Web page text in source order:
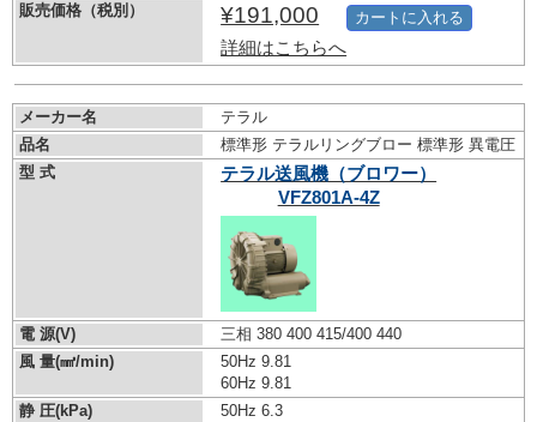
販売価格（税別）
¥191,000
詳細はこちらへ
カートに入れる
メーカー名
テラル
品名
標準形 テラルリングブロー 標準形 異電圧
型 式
テラル送風機（ブロワー）
VFZ801A-4Z
電 源(V)
三相 380 400 415/400 440
風 量(㎣/min)
50Hz 9.81
60Hz 9.81
静 圧(kPa)
50Hz 6.3